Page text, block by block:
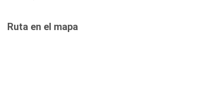
Ruta en el mapa